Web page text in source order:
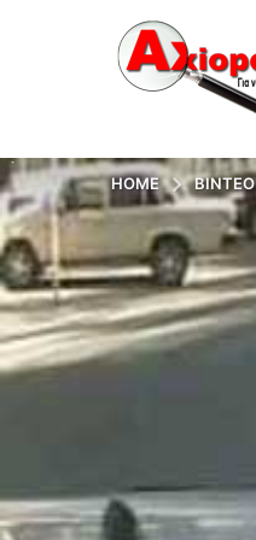
HOME ΒΊΝΤΕΟ